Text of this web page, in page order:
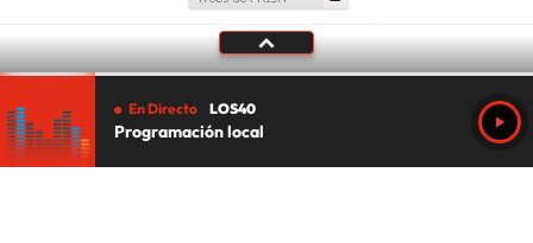
En Directo LOS40
Programación local